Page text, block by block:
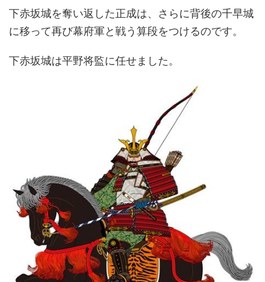
下赤坂城を奪い返した正成は、さらに背後の千早城
に移って再び幕府軍と戦う算段をつけるのです。
下赤坂城は平野将監に任せました。